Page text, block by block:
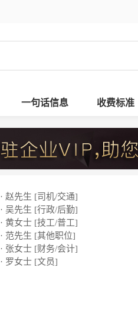
一句话信息 收费标准
· 赵先生 [司机/交通]
· 吴先生 [行政/后勤]
· 黄女士 [技工/普工]
· 范先生 [其他职位]
· 张女士 [财务/会计]
· 罗女士 [文员]